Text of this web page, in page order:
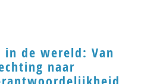
in de wereld: Van
naar